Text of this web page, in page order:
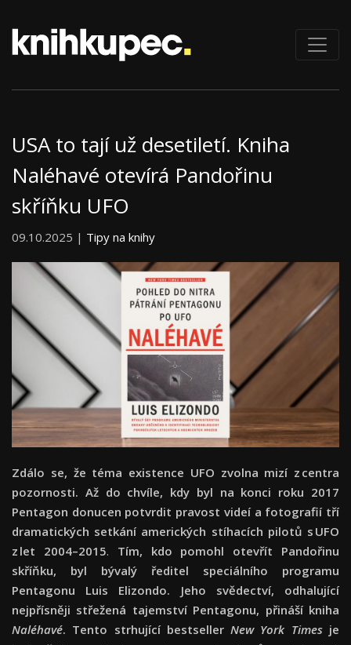
USA to tají už desetiletí. Kniha
Naléhavé otevírá Pandořinu
skříňku UFO
09.10.2025 | Tipy na knihy
Zdálo se, že téma existence UFO zvolna mizí z centra
pozornosti. Až do chvíle, kdy byl na konci roku 2017
Pentagon donucen potvrdit pravost videí a fotografií tří
dramatických setkání amerických stíhacích pilotů s UFO
z let 2004–2015. Tím, kdo pomohl otevřít Pandořinu
skříňku, byl bývalý ředitel speciálního programu
Pentagonu Luis Elizondo. Jeho svědectví, odhalující
nejpřísněji střežená tajemství Pentagonu, přináší kniha
Naléhavé. Tento strhující bestsellerNew York Timesje